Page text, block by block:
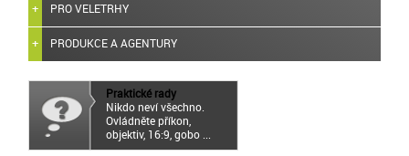
PRO VELETRHY
PRODUKCE A AGENTURY
Praktické rady
Nikdo neví všechno.
Ovládněte příkon,
objektiv, 16:9, gobo ...